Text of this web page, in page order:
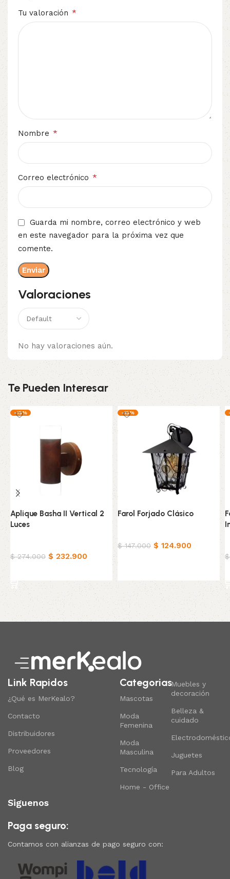
Valoraciones
No hay valoraciones aún.
Tu valoración *
Nombre *
Correo electrónico *
Guarda mi nombre, correo electrónico y web
en este navegador para la próxima vez que
comente.
Te Pueden Interesar
-15%
Aplique Basha II Vertical 2
Luces
$274.000 $ 232.900
-15%
Farol Forjado Clásico
$147.000 $ 124.900
$
Read More
Link Rapidos
¿Qué es MerKealo?
Contacto
Distribuidores
Proveedores
Blog
Categorias
Mascotas
Moda
Femenina
Moda
Masculina
Tecnología
Home - Office
Muebles y
decoración
Belleza &
cuidado
Juguetes
Para Adultos
Siguenos
Paga seguro:
Contamos con alianzas de pago seguro con: